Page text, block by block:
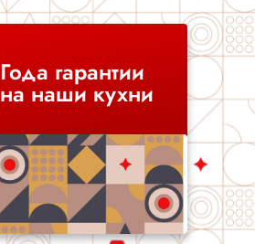
Любимая кухня на карте Санкт‑Петербурга — Яндекс Карты
Года гарантии
на наши кухни